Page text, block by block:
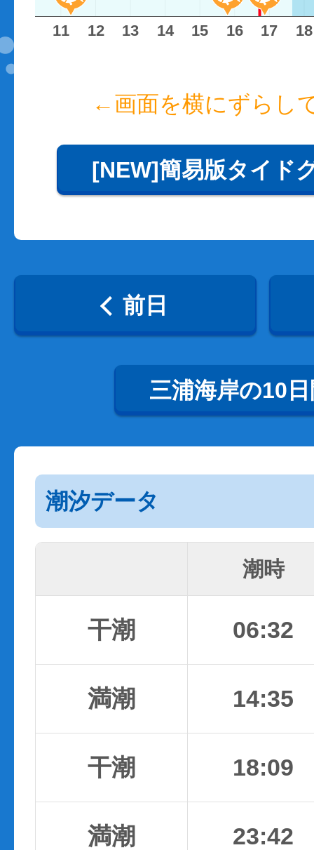
11 12 13 14 15 16 17 18
←画面を横にずらし
[NEW]簡易版タイド
前日
三浦海岸の10
潮汐データ
潮時
干潮 06:32
満潮 14:35
干潮 18:09
満潮 23:42